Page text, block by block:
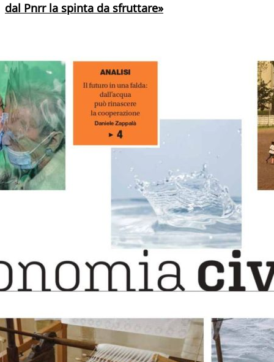
dal Pnrr la spinta da sfruttare»